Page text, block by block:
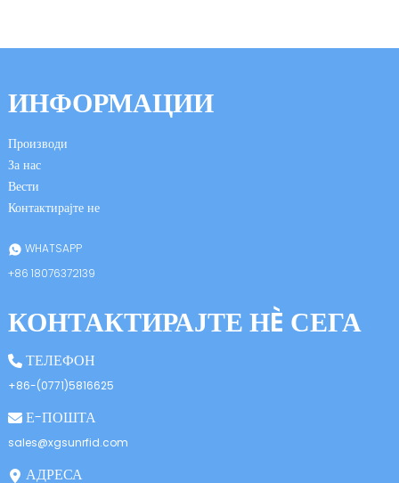
ИНФОРМАЦИИ
Производи
За нас
Вести
Контактирајте не
WHATSAPP
+86 18076372139
КОНТАКТИРАЈТЕ НÈ СЕГА
ТЕЛЕФОН
+86-(0771)5816625
Е-ПОШТА
sales@xgsunrfid.com
АДРЕСА